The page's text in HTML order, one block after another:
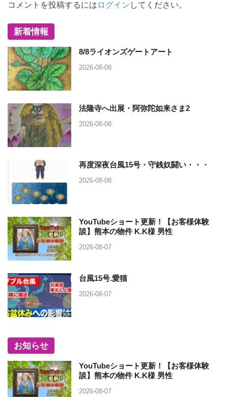
コメントを投稿するには ログイン してください。
新着情報
8/8ライオンズゲートアート
2026-08-08
法隆寺へ出展・阿弥陀如来さま2
2026-08-08
再度深夜台風15号・守銭奴闘い・・・
2026-08-08
YouTubeショート更新！【お客様体験
談】熊本の物件 K.K様 男性
2026-08-07
台風15号.愛猫
2026-08-07
お知らせ
YouTubeショート更新！【お客様体験
談】熊本の物件 K.K様 男性
2026-08-07